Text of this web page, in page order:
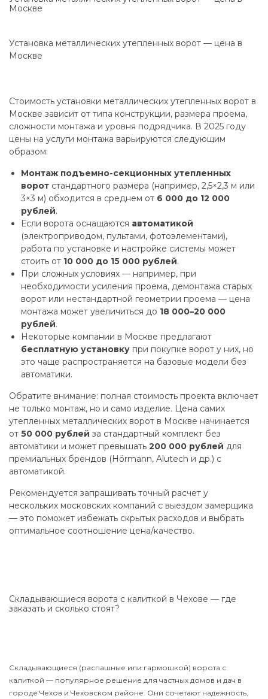
Москве
Установка металлических утепленных ворот — цена в
Москве
Стоимость установки металлических утепленных ворот в
Москве зависит от типа конструкции, размера проема,
сложности монтажа и уровня подрядчика. В 2025 году
цены на услуги монтажа варьируются следующим
образом:
Монтаж подъемно-секционных утепленных
ворот стандартного размера (например, 2,5×2,3 м или
3×3 м) обходится в среднем от 6 000 до 12 000
рублей.
Если ворота оснащаются автоматикой
(электроприводом, пультами, фотоэлементами),
работа по установке и настройке системы может
стоить от 10 000 до 15 000 рублей.
При сложных условиях — например, при
необходимости усиления проема, демонтажа старых
ворот или нестандартной геометрии проема — цена
монтажа может увеличиться до 18 000–20 000
рублей.
Некоторые компании в Москве предлагают
бесплатную установку при покупке ворот у них, но
это чаще распространяется на базовые модели без
автоматики.
Обратите внимание: полная стоимость проекта включает
не только монтаж, но и само изделие. Цена самих
утепленных металлических ворот в Москве начинается
от 50 000 рублей за стандартный комплект без
автоматики и может превышать 200 000 рублей для
премиальных брендов (Hörmann, Alutech и др.) с
автоматикой.
Рекомендуется запрашивать точный расчет у
нескольких московских компаний с выездом замерщика
— это поможет избежать скрытых расходов и выбрать
оптимальное соотношение цена/качество.
Складывающиеся ворота с калиткой в Чехове — где
заказать и сколько стоят?
Складывающиеся (распашные или гармошкой) ворота с
калиткой — популярное решение для частных домов и дач в
городе Чехов и Чеховском районе. Они сочетают надежность,